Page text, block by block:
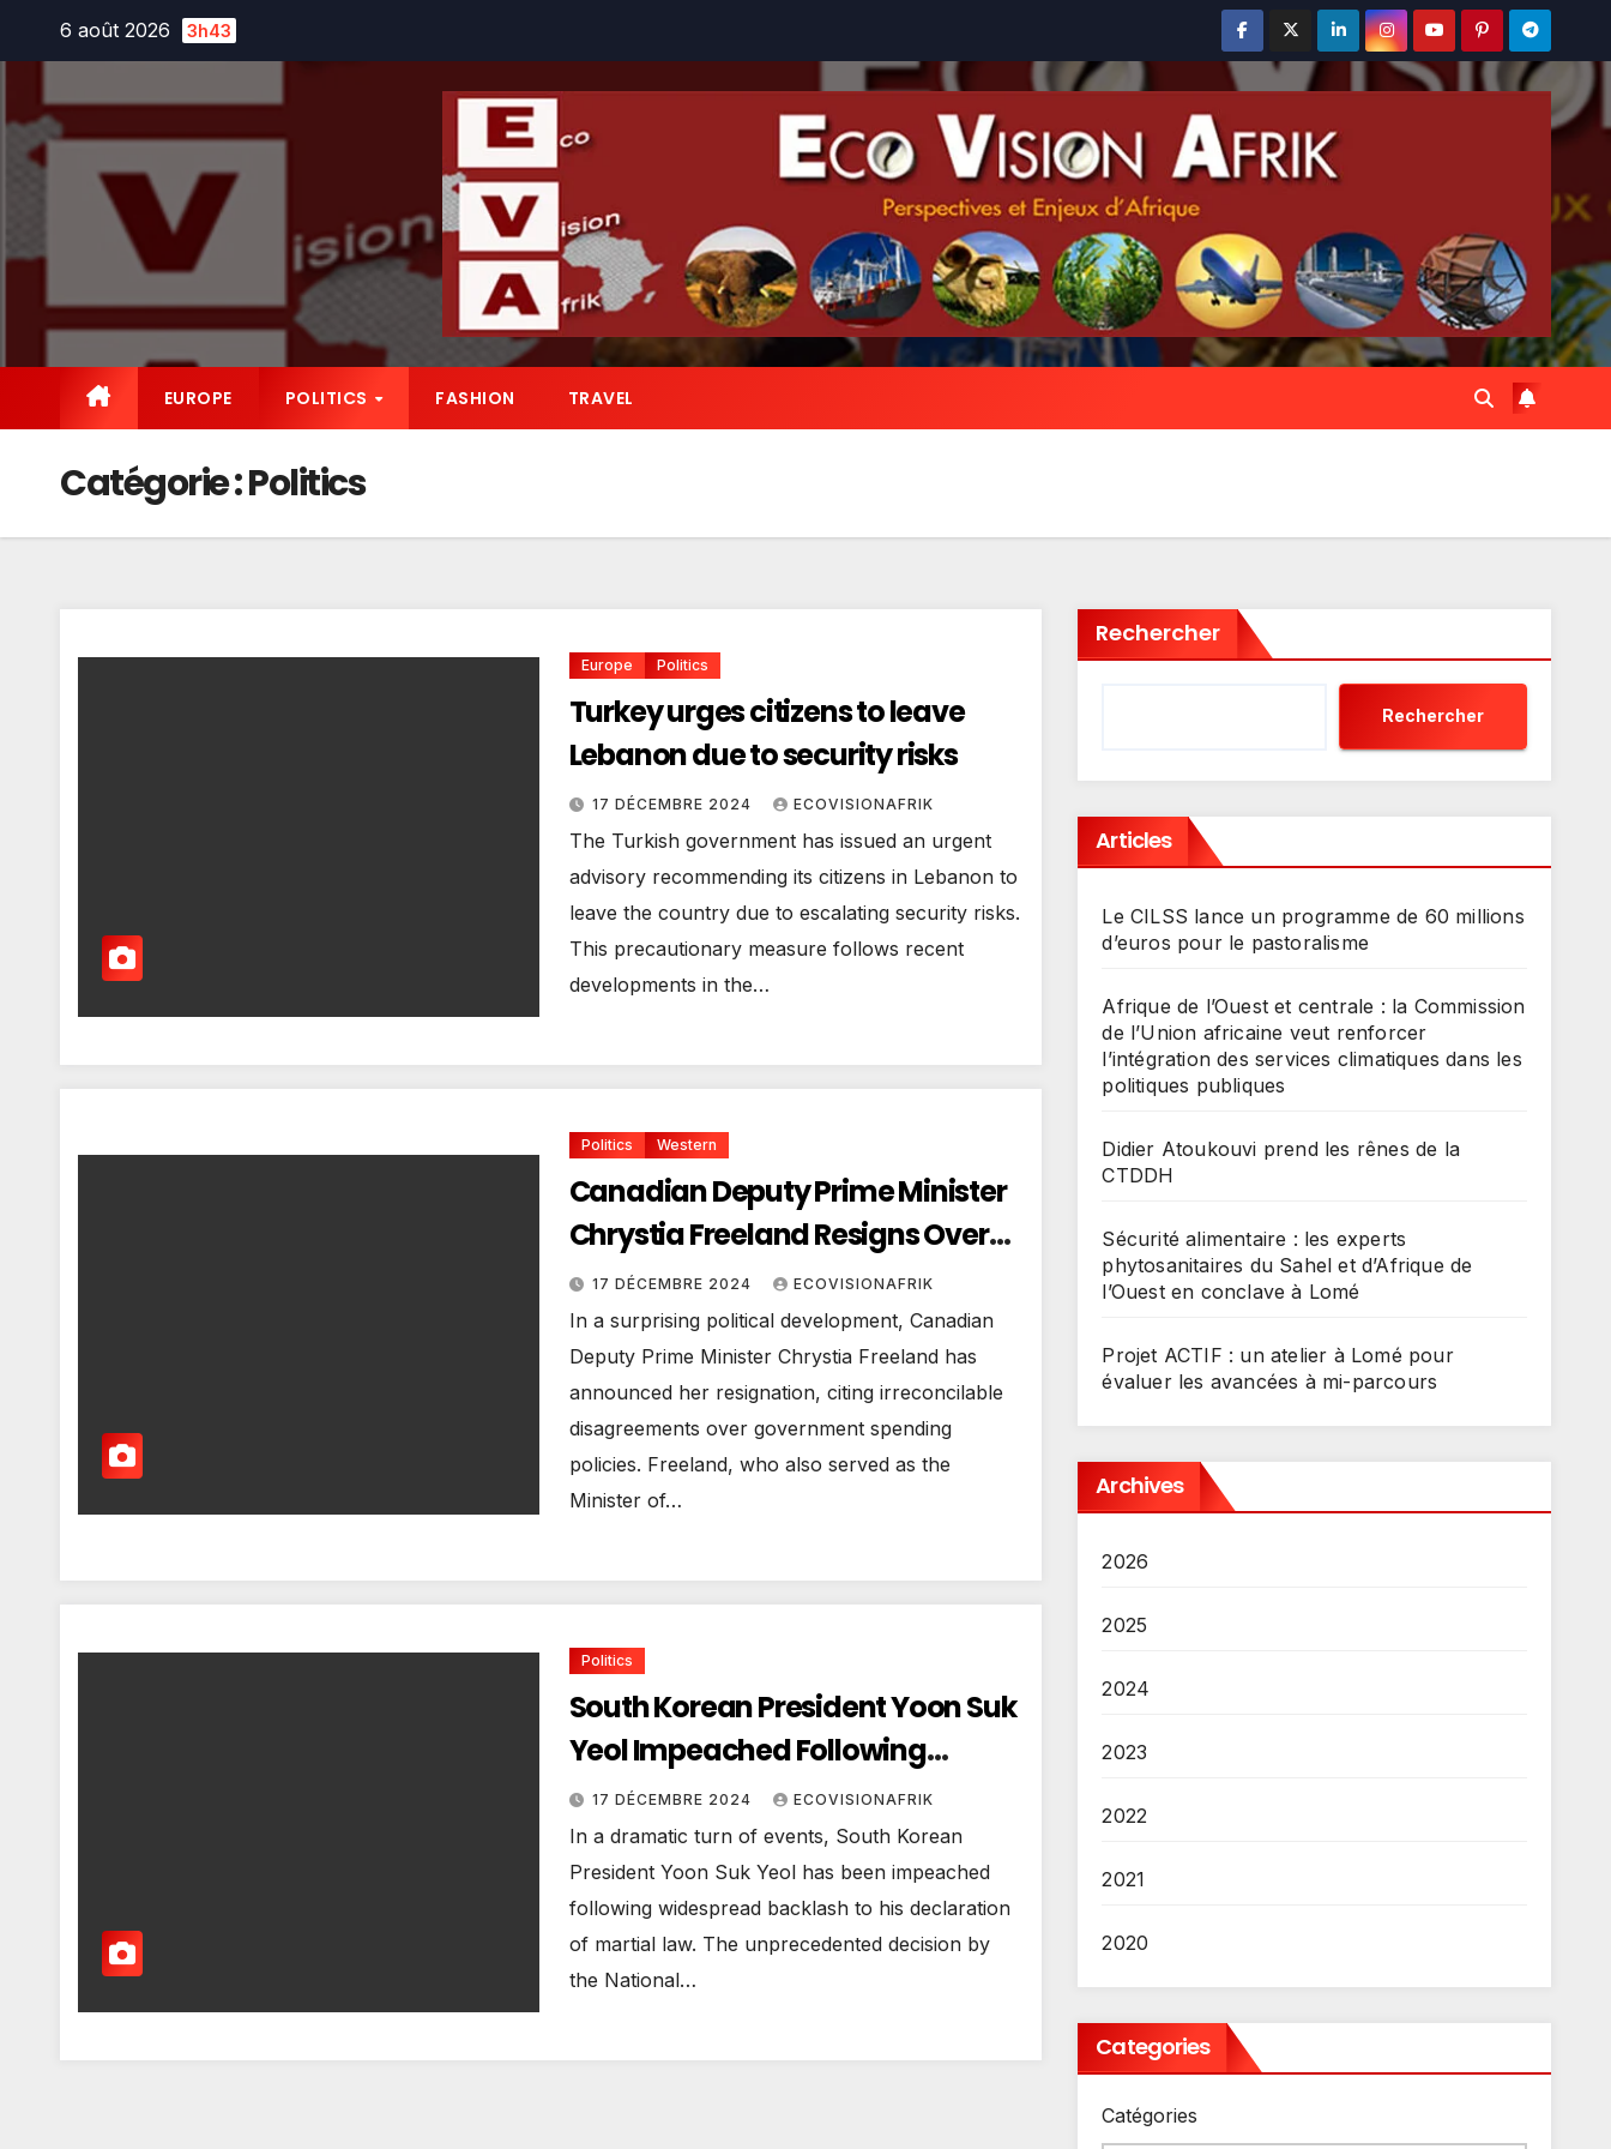
6 août 2026 3h43
EUROPE POLITICS FASHION TRAVEL
Catégorie :Politics
Europe Politics
Turkey urges citizens to leave
Lebanon due to security risks
17 DÉCEMBRE 2024 ECOVISIONAFRIK
The Turkish government has issued an urgent
advisory recommending its citizens in Lebanon to
leave the country due to escalating security risks.
This precautionary measure follows recent
developments in the…
Politics Western
Canadian Deputy Prime Minister
Chrystia Freeland Resigns Over
Spending Disagreements
17 DÉCEMBRE 2024 ECOVISIONAFRIK
In a surprising political development, Canadian
Deputy Prime Minister Chrystia Freeland has
announced her resignation, citing irreconcilable
disagreements over government spending
policies. Freeland, who also served as the
Minister of…
Politics
South Korean President Yoon Suk
Yeol Impeached Following
Martial Law Declaration
17 DÉCEMBRE 2024 ECOVISIONAFRIK
In a dramatic turn of events, South Korean
President Yoon Suk Yeol has been impeached
following widespread backlash to his declaration
of martial law. The unprecedented decision by
the National…
Rechercher
Rechercher
Articles
Le CILSS lance un programme de 60 millions
d’euros pour le pastoralisme
Afrique de l’Ouest et centrale : la Commission
de l’Union africaine veut renforcer
l’intégration des services climatiques dans les
politiques publiques
Didier Atoukouvi prend les rênes de la
CTDDH
Sécurité alimentaire : les experts
phytosanitaires du Sahel et d’Afrique de
l’Ouest en conclave à Lomé
Projet ACTIF : un atelier à Lomé pour
évaluer les avancées à mi-parcours
Archives
2026
2025
2024
2023
2022
2021
2020
Categories
Catégories